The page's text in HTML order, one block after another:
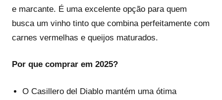
e marcante. É uma excelente opção para quem
busca um vinho tinto que combina perfeitamente com
carnes vermelhas e queijos maturados.
Por que comprar em 2025?
O Casillero del Diablo mantém uma ótima